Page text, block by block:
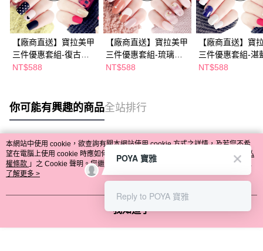
【廠商直送】寶拉美甲
三件優惠套組-復古格
紋+愛心波點+英侖呢格
NT$588
【廠商直送】寶拉美甲
三件優惠套組-琉璃貝
殼+焦糖瑪其朵+布拉格
NT$588
【廠商直送】寶
三件優惠套組-湛
空+托斯卡尼+英
NT$588
你可能有興趣的商品全站排行
熱門標籤
本網站中使用 cookie，欲查詢有關本網站使用 cookie 方式之詳情，及若您不希
望在電腦上使用 cookie 時應如何變更電腦的 cookie 設定，請參閱本網站「 隱私
權條款 」之 Cookie 聲明。您繼續使用本網站即表示您同意本公司得按本網站使
用條款之 Cookie 聲明使用 cookie。
了解更多 >
我知道了
POYA 寶雅
Reply to POYA 寶雅